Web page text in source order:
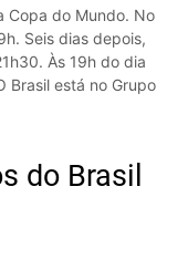
Copa do Mundo. No
Seis dias depois,
Às 19h do dia
Brasil está no Grupo
do Brasil